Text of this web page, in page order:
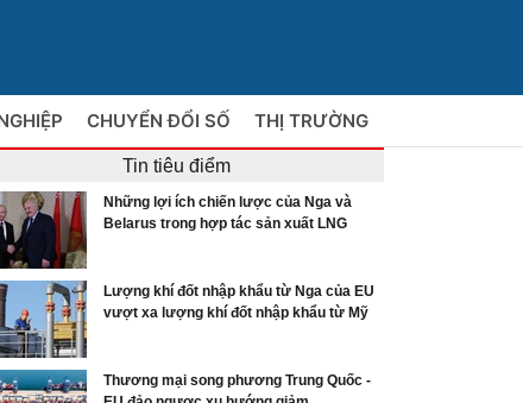
CHUYỂN ĐỔI SỐ THỊ TRƯỜNG
Tin tiêu điểm
Những lợi ích chiến lược của Nga và
Belarus trong hợp tác sản xuất LNG
Lượng khí đốt nhập khẩu từ Nga của EU
vượt xa lượng khí đốt nhập khẩu từ Mỹ
Thương mại song phương Trung Quốc -